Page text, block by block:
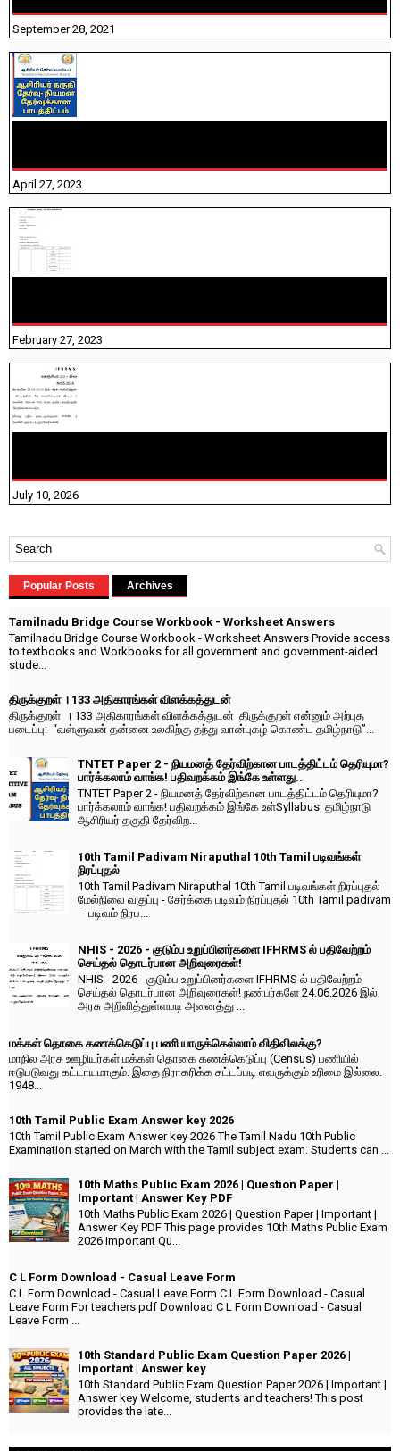
September 28, 2021
April 27, 2023
February 27, 2023
July 10, 2026
Popular Posts Archives
Tamilnadu Bridge Course Workbook - Worksheet Answers
Tamilnadu Bridge Course Workbook - Worksheet Answers Provide access
to textbooks and Workbooks for all government and government-aided
stude...
திருக்குறள் । 133 அதிகாரங்கள் விளக்கத்துடன்
திருக்குறள் । 133 அதிகாரங்கள் விளக்கத்துடன் திருக்குறள் என்னும் அற்புத
படைப்பு: “வள்ளுவன் தன்னை உலகிற்கு தந்து வான்புகழ் கொண்ட தமிழ்நாடு”...
TNTET Paper 2 - நியமனத் தேர்விற்கான பாடத்திட்டம் தெரியுமா?
பார்க்கலாம் வாங்க! பதிவறக்கம் இங்கே உள்ளது..
TNTET Paper 2 - நியமனத் தேர்விற்கான பாடத்திட்டம் தெரியுமா?
பார்க்கலாம் வாங்க! பதிவறக்கம் இங்கே உள்Syllabus தமிழ்நாடு
ஆசிரியர் தகுதி தேர்விற...
10th Tamil Padivam Niraputhal 10th Tamil படிவங்கள்
நிரப்புதல்
10th Tamil Padivam Niraputhal 10th Tamil படிவங்கள் நிரப்புதல்
மேல்நிலை வகுப்பு - சேர்க்கை படிவம் நிரப்புதல் 10th Tamil padivam
– படிவம் நிரப...
NHIS - 2026 - குடும்ப உறுப்பினர்களை IFHRMS ல் பதிவேற்றம்
செய்தல் தொடர்பான அறிவுரைகள்!
NHIS - 2026 - குடும்ப உறுப்பினர்களை IFHRMS ல் பதிவேற்றம்
செய்தல் தொடர்பான அறிவுரைகள்! நண்பர்களே 24.06.2026 இல்
அரசு அறிவித்துள்ளபடி அனைத்து ...
மக்கள் தொகை கணக்கெடுப்பு பணி யாருக்கெல்லாம் விதிவிலக்கு?
மாநில அரசு ஊழியர்கள் மக்கள் தொகை கணக்கெடுப்பு (Census) பணியில்
ஈடுபடுவது கட்டாயமாகும். இதை நிராகரிக்க சட்டப்படி எவருக்கும் உரிமை இல்லை.
1948...
10th Tamil Public Exam Answer key 2026
10th Tamil Public Exam Answer key 2026 The Tamil Nadu 10th Public
Examination started on March with the Tamil subject exam. Students can ...
10th Maths Public Exam 2026 | Question Paper |
Important | Answer Key PDF
10th Maths Public Exam 2026 | Question Paper | Important |
Answer Key PDF This page provides 10th Maths Public Exam
2026 Important Qu...
C L Form Download - Casual Leave Form
C L Form Download - Casual Leave Form C L Form Download - Casual
Leave Form For teachers pdf Download C L Form Download - Casual
Leave Form ...
10th Standard Public Exam Question Paper 2026 |
Important | Answer key
10th Standard Public Exam Question Paper 2026 | Important |
Answer key Welcome, students and teachers! This post
provides the late...